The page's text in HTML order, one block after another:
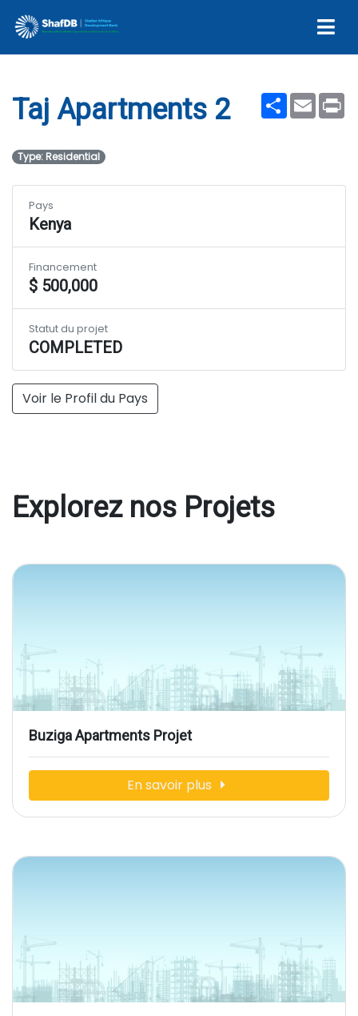
Taj Apartments 2
ShareEmail
Taj Apartments 2
Type: Residential
Voir le Profil du Pays
Pays
Kenya
Financement
$ 500,000
Statut du projet
COMPLETED
Explorez nos Projets
Buziga Apartments Projet
En savoir plus